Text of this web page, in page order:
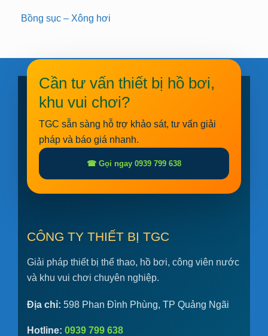
Bồng sục – Xông hơi
Cần tư vấn thiết bị hồ bơi,
khu vui chơi?
TGC sẵn sàng hỗ trợ khảo sát, tư vấn giải
pháp và báo giá nhanh.
☎ Gọi ngay 0939 799 638
CÔNG TY THIẾT BỊ TGC
Giải pháp thiết bị thể thao, hồ bơi, công viên nước
và khu vui chơi chuyên nghiệp.
Địa chỉ: 598 Phan Đình Phùng, TP Quảng Ngãi
Hotline: 0939 799 638